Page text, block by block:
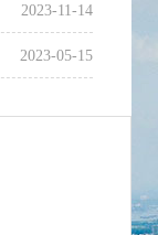
2023-11-14
2023-05-15